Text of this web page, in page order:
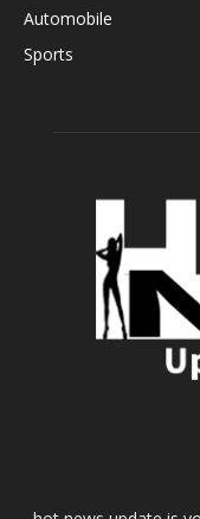
Automobile
Sports